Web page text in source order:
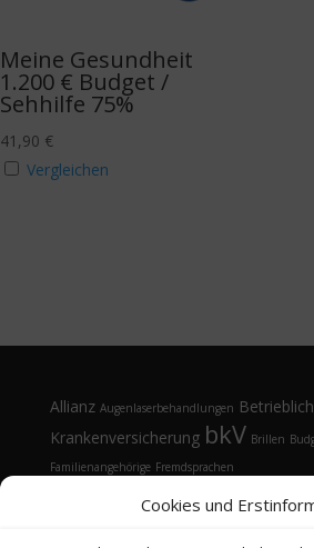
Cookies und
Meine Gesundheit
1.200 € Budget /
Sehhilfe 75%
41,90 €
Vergleichen
Allianz Augenlaserbehandlungen
Krankenversicherung bkV Brillen
Familienangehörige Fremdsprachen
Gesundheitsmanagement